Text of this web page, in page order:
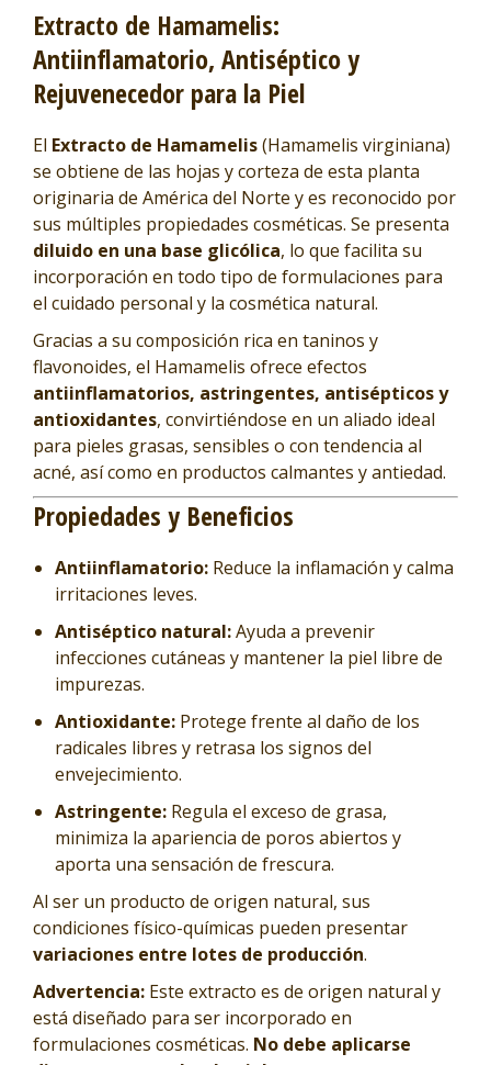
Extracto de Hamamelis:
Antiinflamatorio, Antiséptico y
Rejuvenecedor para la Piel
El Extracto de Hamamelis(Hamamelis virginiana)
se obtiene de las hojas y corteza de esta planta
originaria de América del Norte y es reconocido por
sus múltiples propiedades cosméticas. Se presenta
diluido en una base glicólica, lo que facilita su
incorporación en todo tipo de formulaciones para
el cuidado personal y la cosmética natural.
Gracias a su composición rica en taninos y
flavonoides, el Hamamelis ofrece efectos
antiinflamatorios, astringentes, antisépticos y
antioxidantes, convirtiéndose en un aliado ideal
para pieles grasas, sensibles o con tendencia al
acné, así como en productos calmantes y antiedad.
Propiedades y Beneficios
Antiinflamatorio: Reduce la inflamación y calma
irritaciones leves.
Antiséptico natural:Ayuda a prevenir
infecciones cutáneas y mantener la piel libre de
impurezas.
Antioxidante: Protege frente al daño de los
radicales libres y retrasa los signos del
envejecimiento.
Astringente: Regula el exceso de grasa,
minimiza la apariencia de poros abiertos y
aporta una sensación de frescura.
Al ser un producto de origen natural, sus
condiciones físico-químicas pueden presentar
variaciones entre lotes de producción.
Advertencia: Este extracto es de origen natural y
está diseñado para ser incorporado en
formulaciones cosméticas. No debe aplicarse